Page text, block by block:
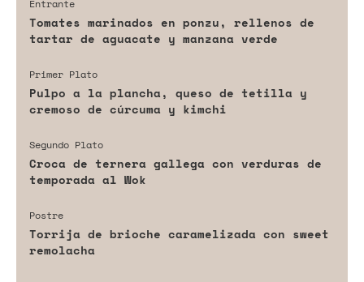
Entrante
Tomates marinados en ponzu, rellenos de
tartar de aguacate y manzana verde
Primer Plato
Pulpo a la plancha, queso de tetilla y
cremoso de cúrcuma y kimchi
Segundo Plato
Croca de ternera gallega con verduras de
temporada al Wok
Postre
Torrija de brioche caramelizada con sweet
remolacha